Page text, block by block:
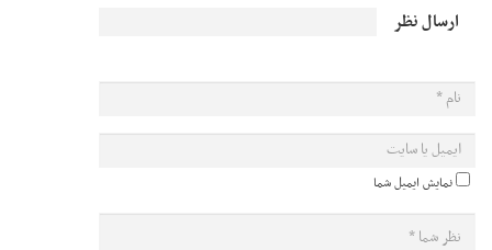
ارسال نظر
نمایش ایمیل شما